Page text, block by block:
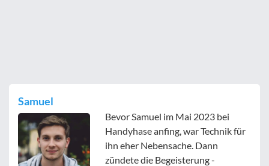
Samuel
Bevor Samuel im Mai 2023 bei
Handyhase anfing, war Technik für
ihn eher Nebensache. Dann
zündete die Begeisterung -